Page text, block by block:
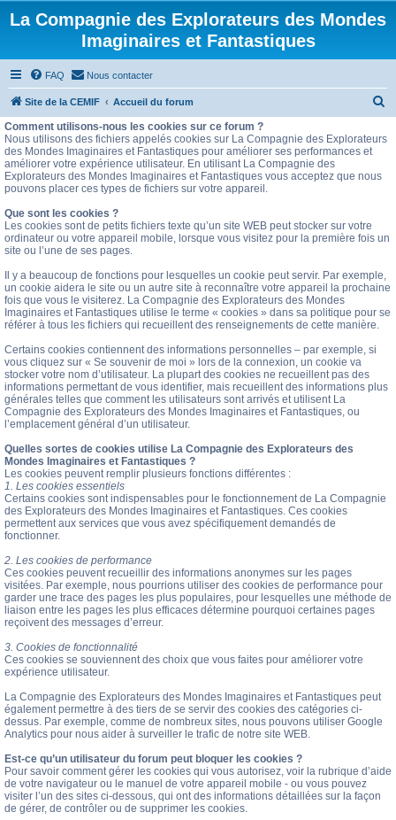
La Compagnie des Explorateurs des Mondes
Imaginaires et Fantastiques
FAQ Nous contacter
Site de la CEMIF Accueil du forum
c
r
Comment utilisons-nous les cookies sur ce forum ?
Nous utilisons des fichiers appelés cookies sur La Compagnie des Explorateurs
des Mondes Imaginaires et Fantastiques pour améliorer ses performances et
améliorer votre expérience utilisateur. En utilisant La Compagnie des
Explorateurs des Mondes Imaginaires et Fantastiques vous acceptez que nous
pouvons placer ces types de fichiers sur votre appareil.
Que sont les cookies ?
Les cookies sont de petits fichiers texte qu’un site WEB peut stocker sur votre
ordinateur ou votre appareil mobile, lorsque vous visitez pour la première fois un
site ou l’une de ses pages.
Il y a beaucoup de fonctions pour lesquelles un cookie peut servir. Par exemple,
un cookie aidera le site ou un autre site à reconnaître votre appareil la prochaine
fois que vous le visiterez. La Compagnie des Explorateurs des Mondes
Imaginaires et Fantastiques utilise le terme « cookies » dans sa politique pour se
référer à tous les fichiers qui recueillent des renseignements de cette manière.
Certains cookies contiennent des informations personnelles – par exemple, si
vous cliquez sur « Se souvenir de moi » lors de la connexion, un cookie va
stocker votre nom d’utilisateur. La plupart des cookies ne recueillent pas des
informations permettant de vous identifier, mais recueillent des informations plus
générales telles que comment les utilisateurs sont arrivés et utilisent La
Compagnie des Explorateurs des Mondes Imaginaires et Fantastiques, ou
l’emplacement général d’un utilisateur.
Quelles sortes de cookies utilise La Compagnie des Explorateurs des
Mondes Imaginaires et Fantastiques ?
Les cookies peuvent remplir plusieurs fonctions différentes :
1. Les cookies essentiels
Certains cookies sont indispensables pour le fonctionnement de La Compagnie
des Explorateurs des Mondes Imaginaires et Fantastiques. Ces cookies
permettent aux services que vous avez spécifiquement demandés de
fonctionner.
2. Les cookies de performance
Ces cookies peuvent recueillir des informations anonymes sur les pages
visitées. Par exemple, nous pourrions utiliser des cookies de performance pour
garder une trace des pages les plus populaires, pour lesquelles une méthode de
liaison entre les pages les plus efficaces détermine pourquoi certaines pages
reçoivent des messages d’erreur.
3. Cookies de fonctionnalité
Ces cookies se souviennent des choix que vous faites pour améliorer votre
expérience utilisateur.
La Compagnie des Explorateurs des Mondes Imaginaires et Fantastiques peut
également permettre à des tiers de se servir des cookies des catégories ci-
dessus. Par exemple, comme de nombreux sites, nous pouvons utiliser Google
Analytics pour nous aider à surveiller le trafic de notre site WEB.
Est-ce qu’un utilisateur du forum peut bloquer les cookies ?
Pour savoir comment gérer les cookies qui vous autorisez, voir la rubrique d’aide
de votre navigateur ou le manuel de votre appareil mobile - ou vous pouvez
visiter l’un des sites ci-dessous, qui ont des informations détaillées sur la façon
de gérer, de contrôler ou de supprimer les cookies.